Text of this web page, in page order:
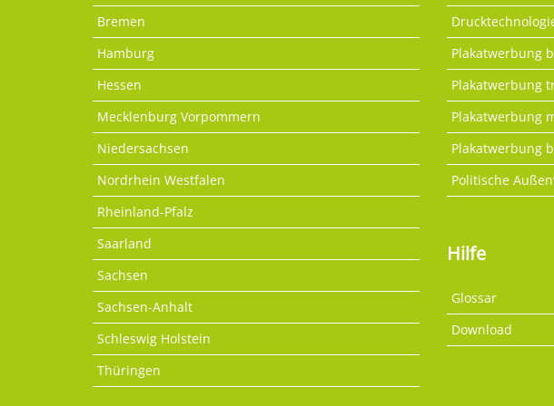
Bremen
Hamburg
Hessen
Mecklenburg Vorpommern
Niedersachsen
Nordrhein Westfalen
Rheinland-Pfalz
Saarland
Sachsen
Sachsen-Anhalt
Schleswig Holstein
Thüringen
Plakatwerbung
Plakatwerbung
Plakatwerbung
Plakatwerbung
Politische
Hilfe
Glossar
Download